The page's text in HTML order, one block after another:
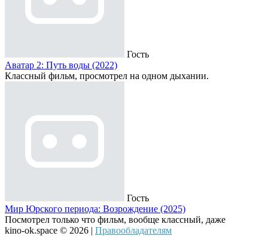
Гость
Аватар 2: Путь воды (2022)
Классный фильм, просмотрел на одном дыхании.
Гость
Мир Юрского периода: Возрождение (2025)
Посмотрел только что фильм, вообще классный, даже
kino-ok.space © 2026 | Правообладателям